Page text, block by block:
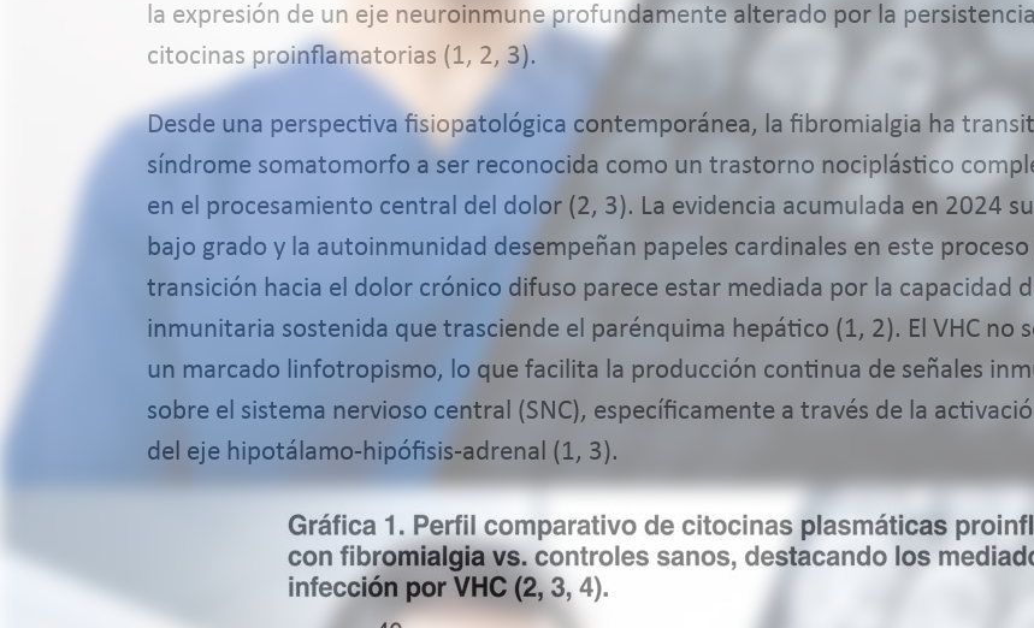
la expresión de un eje neuroinmune profundamente alterado por la
citocinas proinflamatorias (1, 2, 3).
Desde una perspectiva fisiopatológica contemporánea, la fibromialgia ha
síndrome somatomorfo a ser reconocida como un trastorno nociplástico
en el procesamiento central del dolor (2, 3). La evidencia acumulada en 2024
bajo grado y la autoinmunidad desempeñan papeles cardinales en este
transición hacia el dolor crónico difuso parece estar mediada por la capacidad
inmunitaria sostenida que trasciende el parénquima hepático (1, 2). El VHC no
un marcado linfotropismo, lo que facilita la producción continua de señales
sobre el sistema nervioso central (SNC), específicamente a través de la
del eje hipotálamo-hipófisis-adrenal (1, 3).